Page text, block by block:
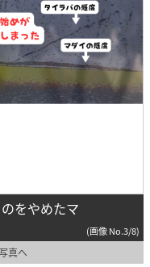
をやめたマ
(画像 No.3/8)
真へ